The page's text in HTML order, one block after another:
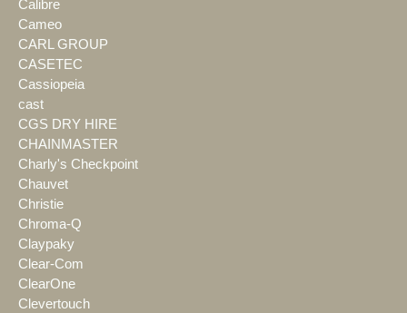
Calibre
Cameo
CARL GROUP
CASETEC
Cassiopeia
cast
CGS DRY HIRE
CHAINMASTER
Charly's Checkpoint
Chauvet
Christie
Chroma-Q
Claypaky
Clear-Com
ClearOne
Clevertouch